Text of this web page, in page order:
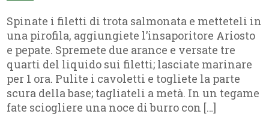
Spinate i filetti di trota salmonata e metteteli in
una pirofila, aggiungiete l’insaporitore Ariosto
e pepate. Spremete due arance e versate tre
quarti del liquido sui filetti; lasciate marinare
per 1 ora. Pulite i cavoletti e togliete la parte
scura della base; tagliateli a metà. In un tegame
fate sciogliere una noce di burro con […]